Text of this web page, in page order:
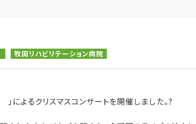
牧田リハビリテーション病院
よるクリスマスコンサートを開催しました。?